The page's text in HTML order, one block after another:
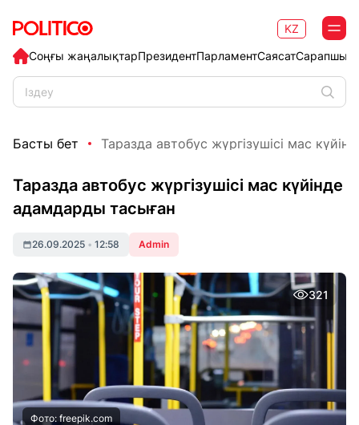
Соңғы жаңалықтарПрезидентПарламентСаясат
KZ
Басты бет Таразда автобус жүргізушісі мас
Таразда автобус жүргізушісі мас күйінде
адамдарды тасыған
26.09.2025 • 12:58 Admin
321
Фото: freepik.com